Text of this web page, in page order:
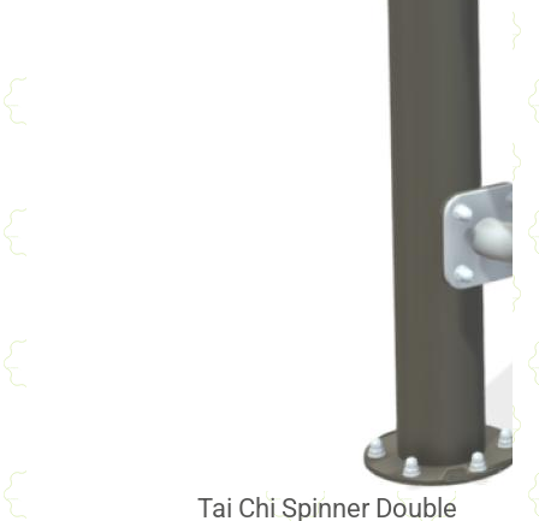
Tai Chi Spinner Double